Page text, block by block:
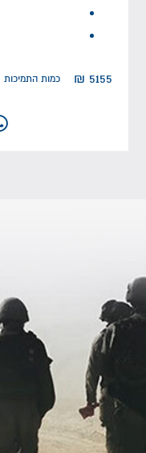
5155
₪ כמות התמיכות